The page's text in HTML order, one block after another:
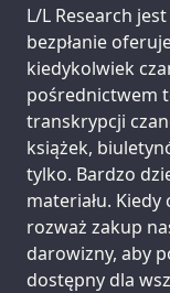
Support us:
L/L Research
bezpłanie
kiedykolwiek
pośrednictwem
transkrypcji
książek,
tylko. Bardzo
materiału. Kiedy
rozważ zakup
darowizny, aby
dostępny dla